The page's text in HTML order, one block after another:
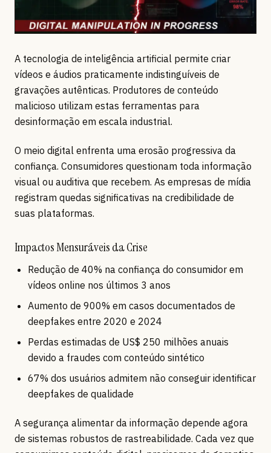
A tecnologia de inteligência artificial permite criar
vídeos e áudios praticamente indistinguíveis de
gravações autênticas. Produtores de conteúdo
malicioso utilizam estas ferramentas para
desinformação em escala industrial.
O meio digital enfrenta uma erosão progressiva da
confiança. Consumidores questionam toda informação
visual ou auditiva que recebem. As empresas de mídia
registram quedas significativas na credibilidade de
suas plataformas.
Impactos Mensuráveis da Crise
Redução de 40% na confiança do consumidor em
vídeos online nos últimos 3 anos
Aumento de 900% em casos documentados de
deepfakes entre 2020 e 2024
Perdas estimadas de US$ 250 milhões anuais
devido a fraudes com conteúdo sintético
67% dos usuários admitem não conseguir identificar
deepfakes de qualidade
A segurança alimentar da informação depende agora
de sistemas robustos de rastreabilidade. Cada vez que